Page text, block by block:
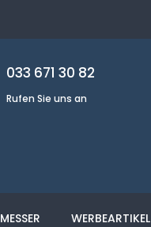
033 671 30 82
Rufen Sie uns an
MESSER WERBEARTIKEL